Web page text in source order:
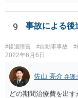
果と認定理由書も相
す。 これらが難しく
ているがが定かでは
過しており、時効な
す。 待っていても事
可能な弁護士に個別に
談してみるのが望まし
9 事故による後
#後遺障害 #自動車事故 #
2022年6月6日
佐山 亮介 弁護
どの期間治療費を出